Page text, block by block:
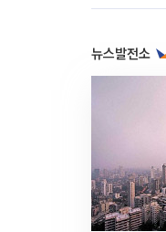
뉴스발전소